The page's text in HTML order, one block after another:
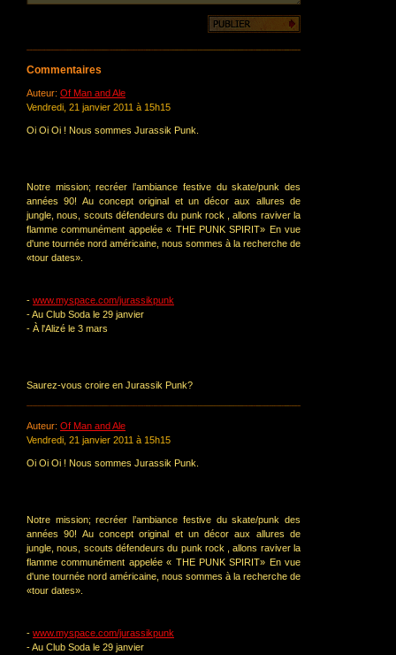
Commentaires
Auteur: Of Man and Ale
Vendredi, 21 janvier 2011 à 15h15
Oi Oi Oi ! Nous sommes Jurassik Punk.
Notre mission; recréer l’ambiance festive du skate/punk des
années 90! Au concept original et un décor aux allures de
jungle, nous, scouts défendeurs du punk rock , allons raviver la
flamme communément appelée « THE PUNK SPIRIT» En vue
d'une tournée nord américaine, nous sommes à la recherche de
«tour dates».
- www.myspace.com/jurassikpunk
- Au Club Soda le 29 janvier
- À l'Alizé le 3 mars
Saurez-vous croire en Jurassik Punk?
Auteur: Of Man and Ale
Vendredi, 21 janvier 2011 à 15h15
Oi Oi Oi ! Nous sommes Jurassik Punk.
Notre mission; recréer l’ambiance festive du skate/punk des
années 90! Au concept original et un décor aux allures de
jungle, nous, scouts défendeurs du punk rock , allons raviver la
flamme communément appelée « THE PUNK SPIRIT» En vue
d'une tournée nord américaine, nous sommes à la recherche de
«tour dates».
- www.myspace.com/jurassikpunk
- Au Club Soda le 29 janvier